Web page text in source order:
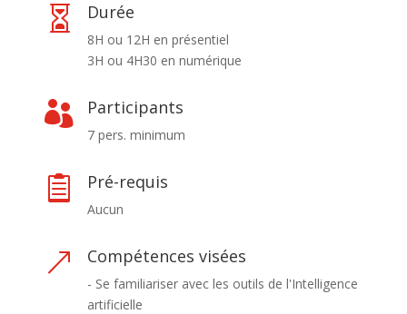
 Durée
8H ou 12H en présentiel
3H ou 4H30 en numérique
 Participants
7 pers. minimum
 Pré-requis
Aucun
& Compétences visées
- Se familiariser avec les outils de l'Intelligence
artificielle